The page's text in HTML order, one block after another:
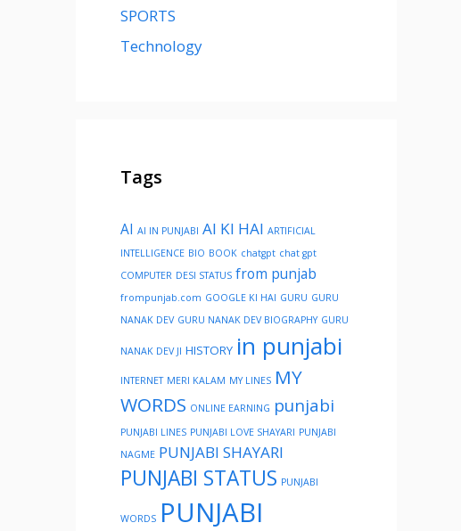
SPORTS
Technology
Tags
AI AI IN PUNJABI AI KI HAI ARTIFICIAL
INTELLIGENCE BIO BOOK chatgpt chat gpt
COMPUTER DESI STATUS from punjab
frompunjab.com GOOGLE KI HAI GURU GURU
NANAK DEV GURU NANAK DEV BIOGRAPHY GURU
NANAK DEV JI HISTORY in punjabi
INTERNET MERI KALAM MY LINES MY
WORDS ONLINE EARNING punjabi
PUNJABI LINES PUNJABI LOVE SHAYARI PUNJABI
NAGME PUNJABI SHAYARI
PUNJABI STATUS PUNJABI
WORDS PUNJABI